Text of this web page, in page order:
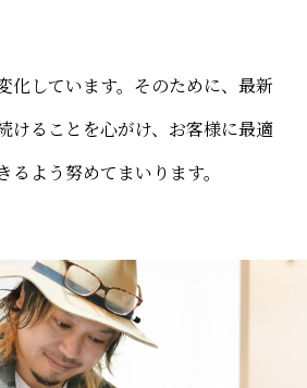
化しています。そのために、最新
けることを心がけ、お客様に最適
よう努めてまいります。